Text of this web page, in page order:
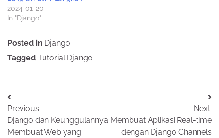
2024-01-20
In "Django"
Posted in Django
Tagged Tutorial Django
Post
navigation
Previous:
Django dan Keunggulannya
Membuat Web yang
Next:
Membuat Aplikasi Real-time
dengan Django Channels